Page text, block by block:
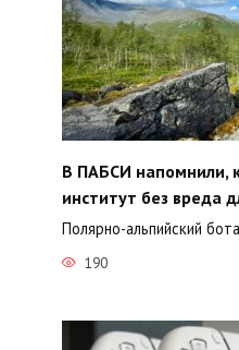
В ПАБСИ напомнили,
институт без вреда
Полярно-альпийский
190